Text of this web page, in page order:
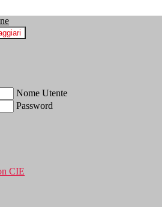
Nome Utente
Password
CIE